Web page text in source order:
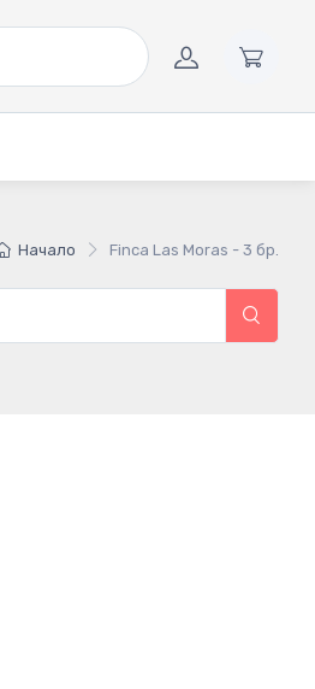
Начало Finca Las Moras - 3 бр.